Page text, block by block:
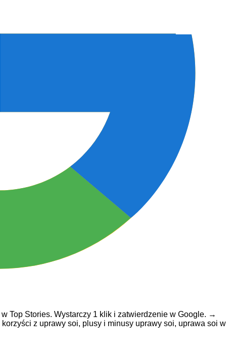
Top Stories. Wystarczy 1 klik i zatwierdzenie w Google. →
korzyści z uprawy soi, plusy i minusy uprawy soi, uprawa soi w